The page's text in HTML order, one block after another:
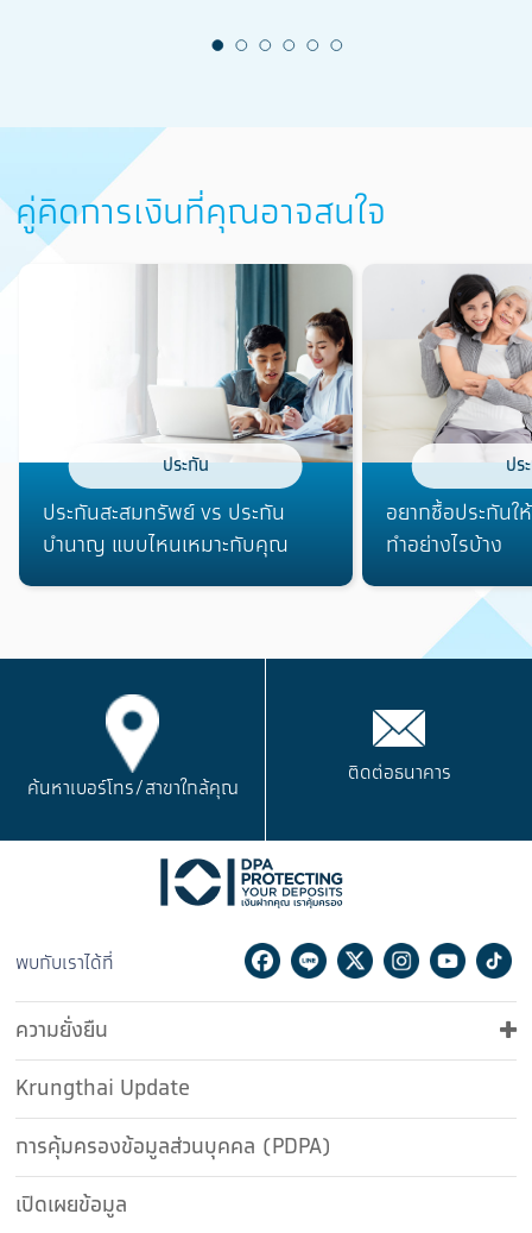
คู่คิดการเงินที่คุณอาจสนใจ
ประกัน
ประกันสะสมทรัพย์ vs ประกัน
บำนาญ แบบไหนเหมาะกับคุณ
ปร
อยากซื้อประกัน
ทำอย่างไรบ้าง
ค้นหาเบอร์โทร/สาขาใกล้คุณ
ติดต่อธนาคาร
พบกับเราได้ที่ Facebook
LineTwitterInstagram
ความยั่งยืน
Krungthai Update
การคุ้มครองข้อมูลส่วนบุคคล (PDPA)
เปิดเผยข้อมูล